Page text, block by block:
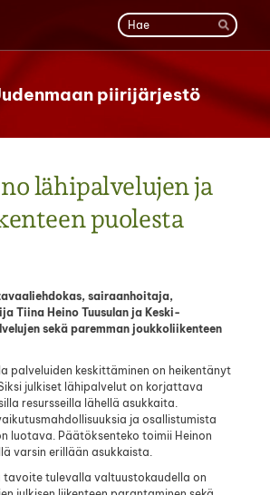
Haku
Hae
piirijärjestö
lähipalvelujen ja
puolesta
sairaanhoitaja,
Tiina Heino Tuusulan ja Keski-
sekä paremman joukkoliikenteen
palveluiden keskittäminen on heikentänyt
julkiset lähipalvelut on korjattava
resursseilla lähellä asukkaita.
ja osallistumista
luotava. Päätöksenteko toimii Heinon
varsin erillään asukkaista.
tavoite tulevalla valtuustokaudella on